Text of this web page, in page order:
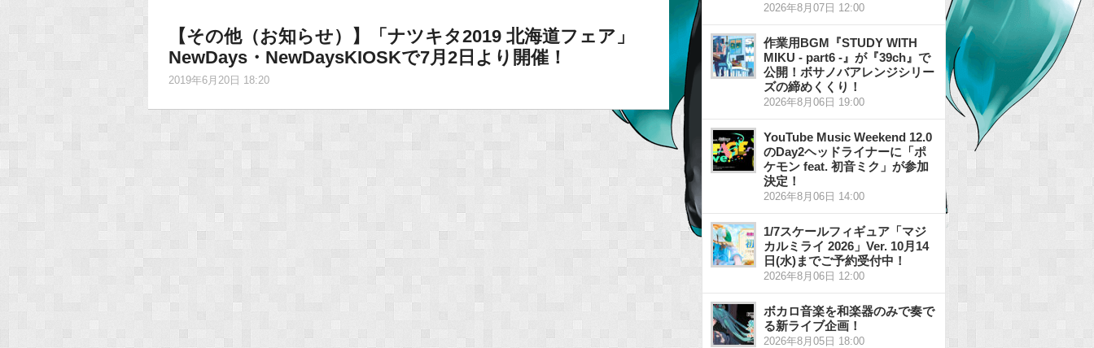
【その他（お知らせ）】「ナツキタ2019 北海道フェア」
NewDays・NewDaysKIOSKで7月2日より開催！
2019年6月20日 18:20
2026年8月07日 12:00
作業用BGM『STUDY WITH
MIKU - part6 -』が『39ch』で
公開！ボサノバアレンジシリー
ズの締めくくり！
2026年8月06日 19:00
YouTube Music Weekend 12.0
のDay2ヘッドライナーに「ポ
ケモン feat. 初音ミク」が参加
決定！
2026年8月06日 14:00
1/7スケールフィギュア「マジ
カルミライ 2026」Ver. 10月14
日(水)までご予約受付中！
2026年8月06日 12:00
ボカロ音楽を和楽器のみで奏で
る新ライブ企画！
2026年8月05日 18:00